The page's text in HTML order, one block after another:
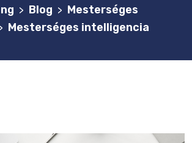
> Blog > Mesterséges
Mesterséges intelligencia